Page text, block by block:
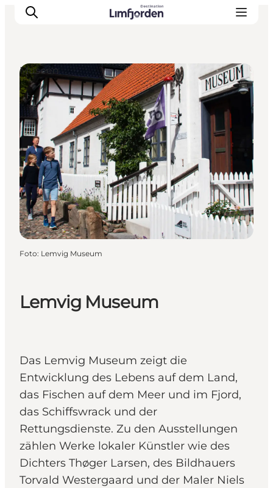
Lemvig Museum
Das Lemvig Museum zeigt die
Entwicklung des Lebens auf dem Land,
das Fischen auf dem Meer und im Fjord,
das Schiffswrack und der
Rettungsdienste. Zu den Ausstellungen
zählen Werke lokaler Künstler wie des
Dichters Thøger Larsen, des Bildhauers
Torvald Westergaard und der Maler Niels
Museen
Foto: Lemvig Museum